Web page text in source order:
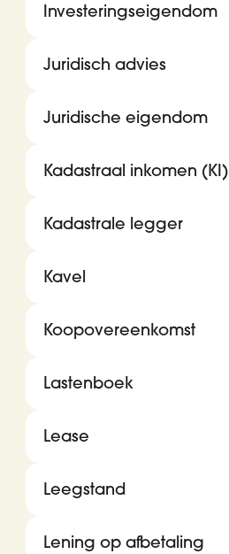
Investeringseigendom
Juridisch advies
Juridische eigendom
Kadastraal inkomen (KI)
Kadastrale legger
Kavel
Koopovereenkomst
Lastenboek
Lease
Leegstand
Lening op afbetaling